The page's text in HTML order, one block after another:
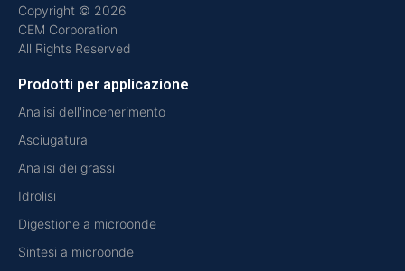
Copyright © 2026
CEM Corporation
All Rights Reserved
Prodotti per applicazione
Analisi dell'incenerimento
Asciugatura
Analisi dei grassi
Idrolisi
Digestione a microonde
Sintesi a microonde